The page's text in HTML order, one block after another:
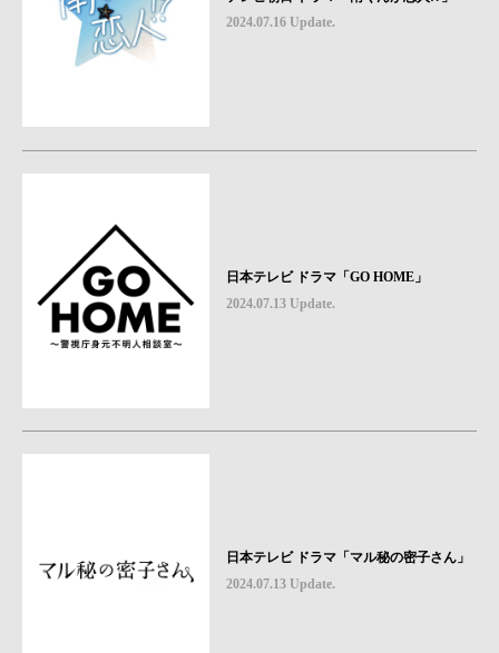
2024.07.16 Update.
日本テレビ ドラマ「GO HOME」
2024.07.13 Update.
日本テレビ ドラマ「マル秘の密子さん」
2024.07.13 Update.